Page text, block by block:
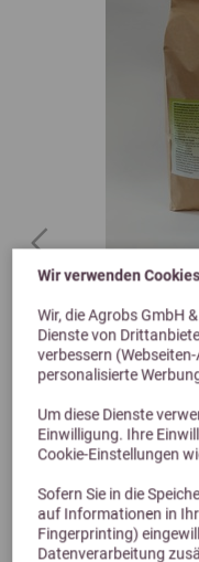
Wir verwenden Cookies
Wir, die Agrobs GmbH
Dienste von
verbessern
personalisierte
Um diese Dienste
Einwilligung. Ihre
Cookie-Einstellungen
Sofern Sie in die
auf Informationen in
Fingerprinting)
Datenverarbeitung
Olewo
Previous